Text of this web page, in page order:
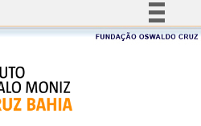
Simplifique!
Acesso à informação